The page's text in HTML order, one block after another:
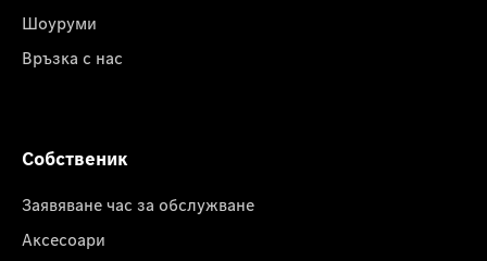
Шоуруми
Връзка с нас
Собственик
Заявяване час за обслужване
Аксесоари